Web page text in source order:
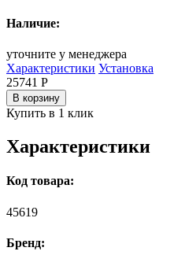
Наличие:
уточните у менеджера
Характеристики Установка
25741 Р
В корзину
Купить в 1 клик
Характеристики
Код товара:
45619
Бренд: